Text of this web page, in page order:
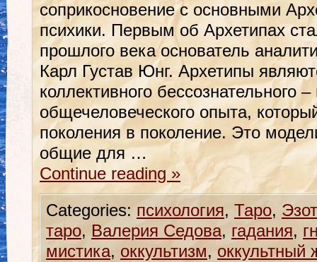
соприкосновение с основными
психики. Первым об Архетипах
прошлого века основатель
Карл Густав Юнг. Архетипы
коллективного бессознательного –
общечеловеческого опыта,
поколения в поколение. Это
общие для …
Continue reading »
Categories: психология, Таро,
таро, Валерия Седова, гадания,
мистика, оккультизм, оккультный